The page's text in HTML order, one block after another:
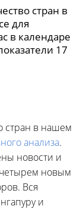
стран в
для
в календаре
17
стран в нашем
анализа.
новости и
новым
Вся
и